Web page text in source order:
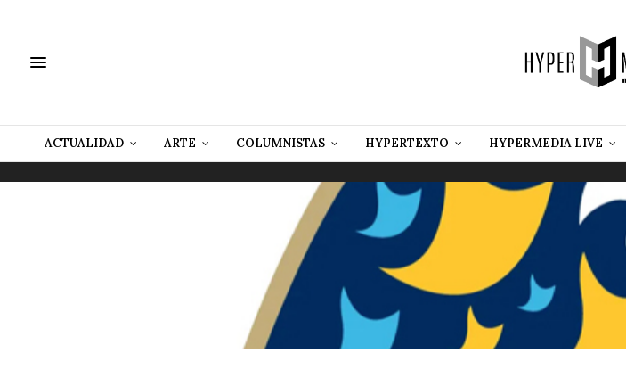
ACTUALIDAD ARTE COLUMNISTAS HYPERTEXTO HYPERMEDIA LIVE